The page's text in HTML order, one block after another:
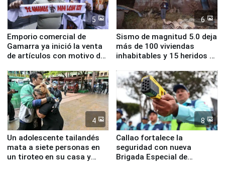
5
Emporio comercial de
Gamarra ya inició la venta
de artículos con motivo de
6
Sismo de magnitud 5.0 deja
más de 100 viviendas
inhabitables y 15 heridos en
4
Un adolescente tailandés
mata a siete personas en
un tiroteo en su casa y
8
Callao fortalece la
seguridad con nueva
Brigada Especial de